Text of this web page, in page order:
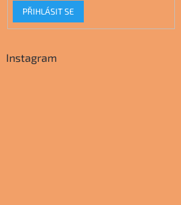
PŘIHLÁSIT SE
Instagram